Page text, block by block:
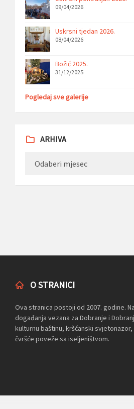
09/04/2026
Uskrsni tjedan 2026.
08/04/2026
Božić 2025.
31/12/2025
Pogledaj sve galerije
ARHIVA
O STRANICI
Ova stranica postoji od 2007. godine.
događanja vezana za Dobranje i
kulturnu baštinu, kršćanski
čvršće poveže sa iseljeništvom.